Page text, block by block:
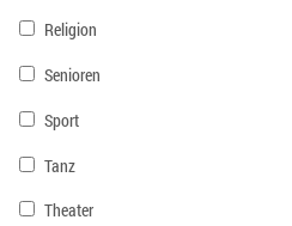
Religion
Senioren
Sport
Tanz
Theater